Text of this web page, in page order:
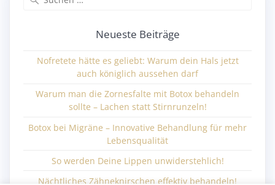
Neueste Beiträge
Nofretete hätte es geliebt: Warum dein Hals jetzt
auch königlich aussehen darf
Warum man die Zornesfalte mit Botox behandeln
sollte – Lachen statt Stirnrunzeln!
Botox bei Migräne – Innovative Behandlung für mehr
Lebensqualität
So werden Deine Lippen unwiderstehlich!
Nächtliches Zähneknirschen effektiv behandeln!